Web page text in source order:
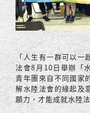
「人生有一群可以一
法會8月10日舉辦「
青年團來自不同國家
解水陸法會的緣起及
願力，才能成就水陸